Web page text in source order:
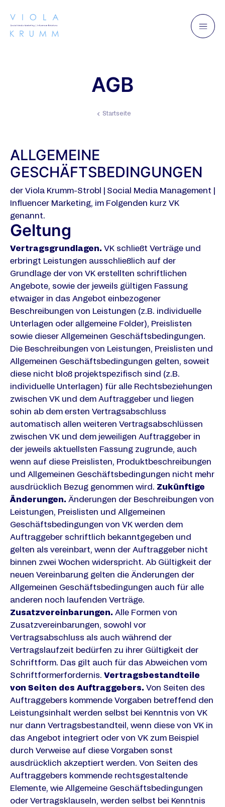
AGB
Startseite
ALLGEMEINE
GESCHÄFTSBEDINGUNGEN
der Viola Krumm-Strobl | Social Media Management |
Influencer Marketing, im Folgenden kurz VK
genannt.
Geltung
Vertragsgrundlagen. VK schließt Verträge und
erbringt Leistungen ausschließlich auf der
Grundlage der von VK erstellten schriftlichen
Angebote, sowie der jeweils gültigen Fassung
etwaiger in das Angebot einbezogener
Beschreibungen von Leistungen (z.B. individuelle
Unterlagen oder allgemeine Folder), Preislisten
sowie dieser Allgemeinen Geschäftsbedingungen.
Die Beschreibungen von Leistungen, Preislisten und
Allgemeinen Geschäftsbedingungen gelten, soweit
diese nicht bloß projektspezifisch sind (z.B.
individuelle Unterlagen) für alle Rechtsbeziehungen
zwischen VK und dem Auftraggeber und liegen
sohin ab dem ersten Vertragsabschluss
automatisch allen weiteren Vertragsabschlüssen
zwischen VK und dem jeweiligen Auftraggeber in
der jeweils aktuellsten Fassung zugrunde, auch
wenn auf diese Preislisten, Produktbeschreibungen
und Allgemeinen Geschäftsbedingungen nicht mehr
ausdrücklich Bezug genommen wird. Zukünftige
Änderungen. Änderungen der Beschreibungen von
Leistungen, Preislisten und Allgemeinen
Geschäftsbedingungen von VK werden dem
Auftraggeber schriftlich bekanntgegeben und
gelten als vereinbart, wenn der Auftraggeber nicht
binnen zwei Wochen widerspricht. Ab Gültigkeit der
neuen Vereinbarung gelten die Änderungen der
Allgemeinen Geschäftsbedingungen auch für alle
anderen noch laufenden Verträge.
Zusatzvereinbarungen. Alle Formen von
Zusatzvereinbarungen, sowohl vor
Vertragsabschluss als auch während der
Vertragslaufzeit bedürfen zu ihrer Gültigkeit der
Schriftform. Das gilt auch für das Abweichen vom
Schriftformerfordernis. Vertragsbestandteile
von Seiten des Auftraggebers. Von Seiten des
Auftraggebers kommende Vorgaben betreffend den
Leistungsinhalt werden selbst bei Kenntnis von VK
nur dann Vertragsbestandteil, wenn diese von VK in
das Angebot integriert oder von VK zum Beispiel
durch Verweise auf diese Vorgaben sonst
ausdrücklich akzeptiert werden. Von Seiten des
Auftraggebers kommende rechtsgestaltende
Elemente, wie Allgemeine Geschäftsbedingungen
oder Vertragsklauseln, werden selbst bei Kenntnis